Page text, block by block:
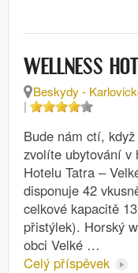
WELLNESS
Beskydy -
|
Bude nám ctí,
zvolíte ubytování v
Hotelu Tatra –
disponuje 42
celkové kapacitě
přistýlek). Horský
obci Velké …
Celý příspěvek